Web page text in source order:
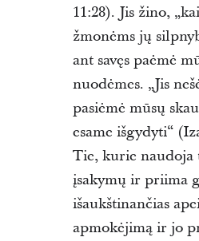
11:28). Jis žino,
žmonėms jų
ant savęs paėmė
nuodėmes. „Jis
pasiėmė mūsų
esame išgydyti“
Tie, kurie naudoja
įsakymų ir priima
išaukštinančias
apmokėjimą ir jo